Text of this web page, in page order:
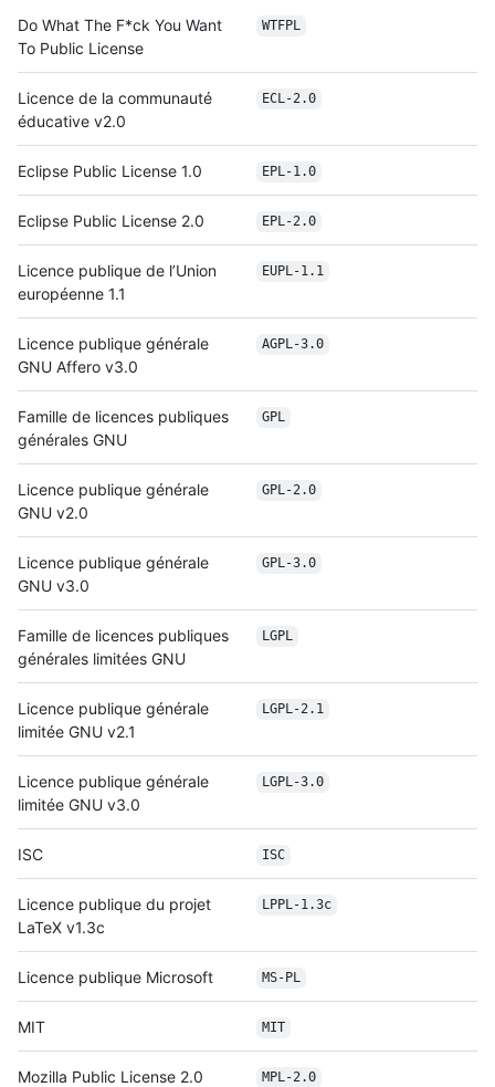
Do What The F*ck You Want
To Public License
WTFPL
Licence de la communauté
éducative v2.0
ECL-2.0
Eclipse Public License 1.0 EPL-1.0
Eclipse Public License 2.0 EPL-2.0
Licence publique de l’Union
européenne 1.1
EUPL-1.1
Licence publique générale
GNU Affero v3.0
AGPL-3.0
Famille de licences publiques
générales GNU
GPL
Licence publique générale
GNU v2.0
GPL-2.0
Licence publique générale
GNU v3.0
GPL-3.0
Famille de licences publiques
générales limitées GNU
LGPL
Licence publique générale
limitée GNU v2.1
LGPL-2.1
Licence publique générale
limitée GNU v3.0
LGPL-3.0
ISC ISC
Licence publique du projet
LaTeX v1.3c
LPPL-1.3c
Licence publique Microsoft MS-PL
MIT MIT
Mozilla Public License 2.0 MPL-2.0